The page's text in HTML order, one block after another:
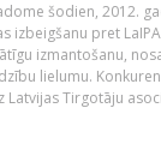
šodien, 2012.
izbeigšanu pret
izmantošanu,
lielumu.
Tirgotāju